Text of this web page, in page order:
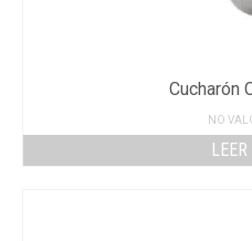
Cucharón
NO